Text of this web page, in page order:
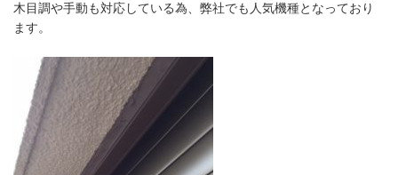
木目調や手動も対応している為、弊社でも人気機種となっており
ます。